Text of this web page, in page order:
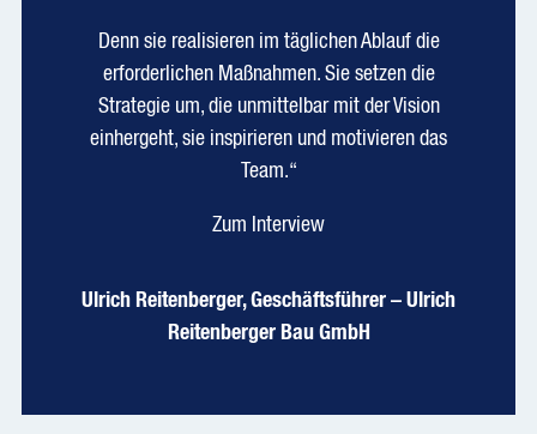
Denn sie realisieren im täglichen Ablauf die
erforderlichen Maßnahmen. Sie setzen die
Strategie um, die unmittelbar mit der Vision
einhergeht, sie inspirieren und motivieren das
Team.“
Zum Interview
Ulrich Reitenberger, Geschäftsführer – Ulrich
Reitenberger Bau GmbH